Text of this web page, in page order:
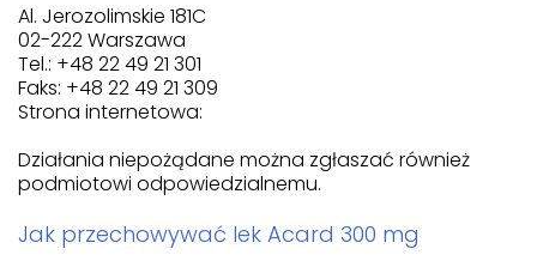
Al. Jerozolimskie 181C
02-222 Warszawa
Tel.: +48 22 49 21 301
Faks: +48 22 49 21 309
Strona internetowa:
Działania niepożądane można zgłaszać również
podmiotowi odpowiedzialnemu.
Jak przechowywać lek Acard 300 mg